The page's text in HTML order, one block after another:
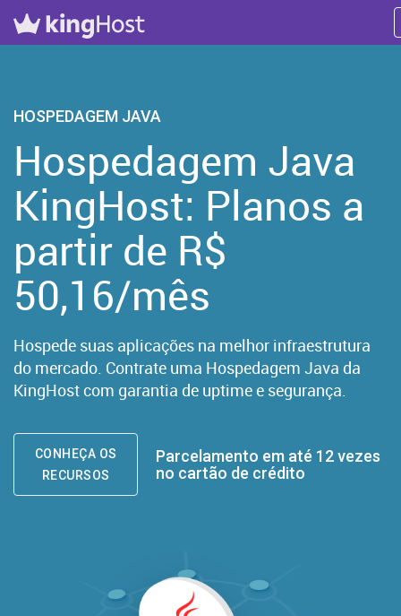
HOSPEDAGEM JAVA
Hospedagem Java
KingHost: Planos a
partir de R$
50,16/mês
Hospede suas aplicações na melhor infraestrutura
do mercado. Contrate uma Hospedagem Java da
KingHost com garantia de uptime e segurança.
CONHEÇA OS
RECURSOS
Parcelamento em até 12 vezes
no cartão de crédito